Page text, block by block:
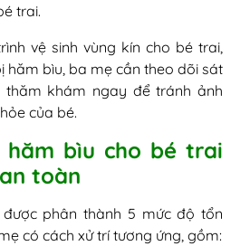
trai.
vệ sinh vùng kín cho bé trai,
hăm bìu, ba mẹ cần theo dõi sát
khám ngay để tránh ảnh
của bé.
hăm bìu cho bé trai
toàn
phân thành 5 mức độ tổn
có cách xử trí tương ứng, gồm: